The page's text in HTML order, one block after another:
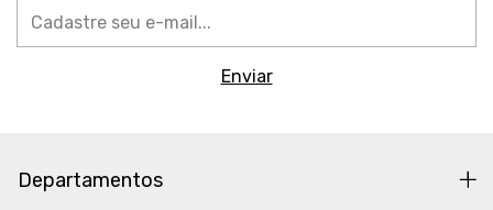
Departamentos